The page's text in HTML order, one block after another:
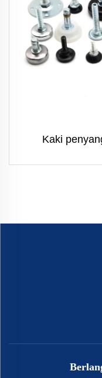
Kaki